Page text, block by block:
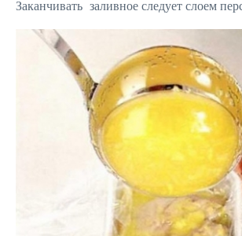
Заканчивать заливное следует слоем